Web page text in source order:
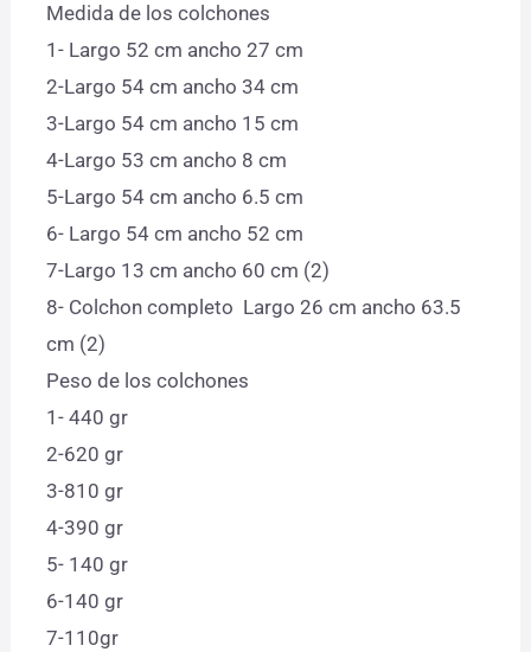
Medida de los colchones
1- Largo 52 cm ancho 27 cm
2-Largo 54 cm ancho 34 cm
3-Largo 54 cm ancho 15 cm
4-Largo 53 cm ancho 8 cm
5-Largo 54 cm ancho 6.5 cm
6- Largo 54 cm ancho 52 cm
7-Largo 13 cm ancho 60 cm (2)
8- Colchon completo Largo 26 cm ancho 63.5
cm (2)
Peso de los colchones
1- 440 gr
2-620 gr
3-810 gr
4-390 gr
5- 140 gr
6-140 gr
7-110gr